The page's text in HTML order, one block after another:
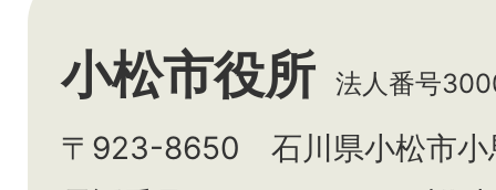
小松市役所 法人番号
〒923-8650 石川県小松市小